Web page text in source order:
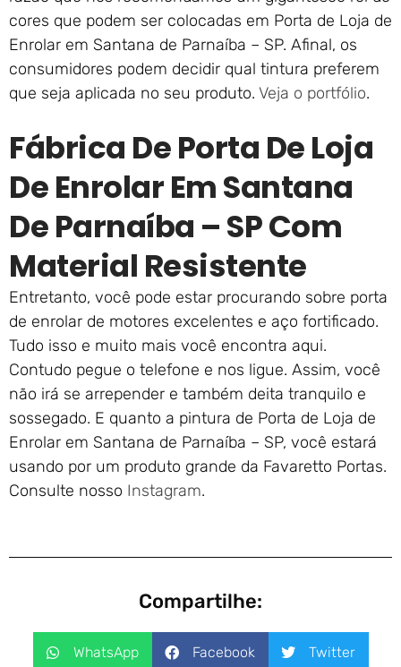
cores que podem ser colocadas em Porta de Loja de
Enrolar em Santana de Parnaíba – SP. Afinal, os
consumidores podem decidir qual tintura preferem
que seja aplicada no seu produto. Veja o portfólio.
Fábrica De Porta De Loja
De Enrolar Em Santana
De Parnaíba – SP Com
Material Resistente
Entretanto, você pode estar procurando sobre porta
de enrolar de motores excelentes e aço fortificado.
Tudo isso e muito mais você encontra aqui.
Contudo pegue o telefone e nos ligue. Assim, você
não irá se arrepender e também deita tranquilo e
sossegado. E quanto a pintura de Porta de Loja de
Enrolar em Santana de Parnaíba – SP, você estará
usando por um produto grande da Favaretto Portas.
Consulte nosso Instagram.
Compartilhe:
WhatsApp Facebook Twitter